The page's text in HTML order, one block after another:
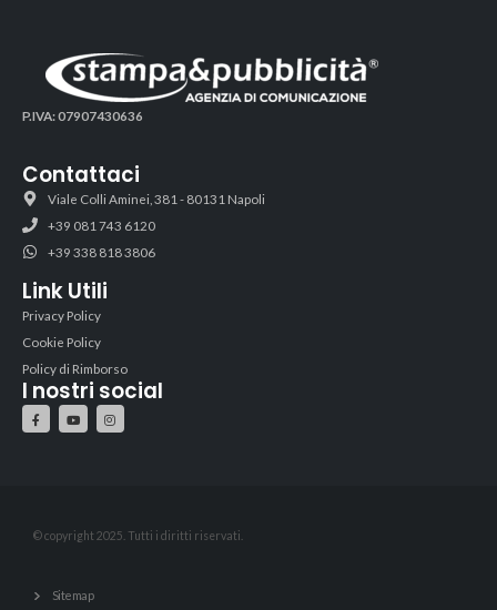
P.IVA:07907430636
Contattaci
Viale Colli Aminei, 381 - 80131 Napoli
+39 081 743 6120
+39 338 818 3806
Link Utili
Privacy Policy
Cookie Policy
Policy di Rimborso
I nostri social
© copyright 2025. Tutti i diritti riservati.
Sitemap